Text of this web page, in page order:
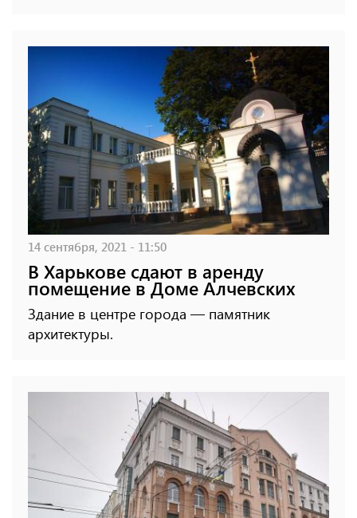
14 сентября, 2021 - 11:50
В Харькове сдают в аренду
помещение в Доме Алчевских
Здание в центре города — памятник
архитектуры.